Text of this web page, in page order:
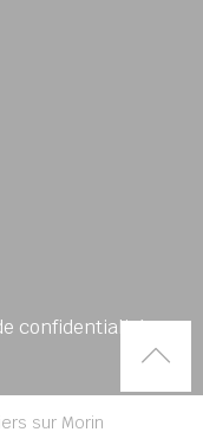
confidentialité
sur Morin